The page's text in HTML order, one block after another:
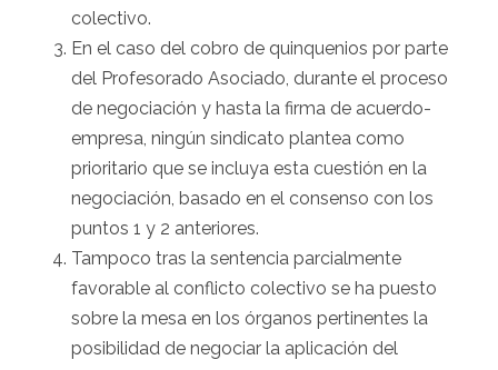
colectivo.
En el caso del cobro de quinquenios por parte
del Profesorado Asociado, durante el proceso
de negociación y hasta la firma de acuerdo-
empresa, ningún sindicato plantea como
prioritario que se incluya esta cuestión en la
negociación, basado en el consenso con los
puntos 1 y 2 anteriores.
Tampoco tras la sentencia parcialmente
favorable al conflicto colectivo se ha puesto
sobre la mesa en los órganos pertinentes la
posibilidad de negociar la aplicación del